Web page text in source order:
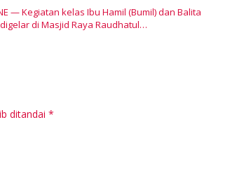
— Kegiatan kelas Ibu Hamil (Bumil) dan Balita
di Masjid Raya Raudhatul…
ditandai *